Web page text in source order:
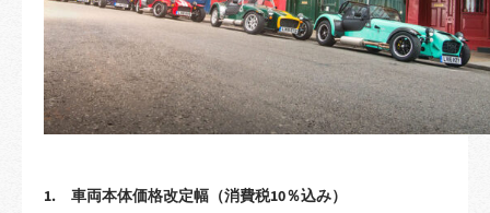
1. 車両本体価格改定幅（消費税10％込み）